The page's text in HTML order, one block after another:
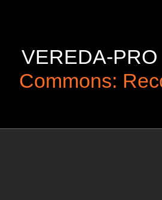
VEREDA-
Commons: